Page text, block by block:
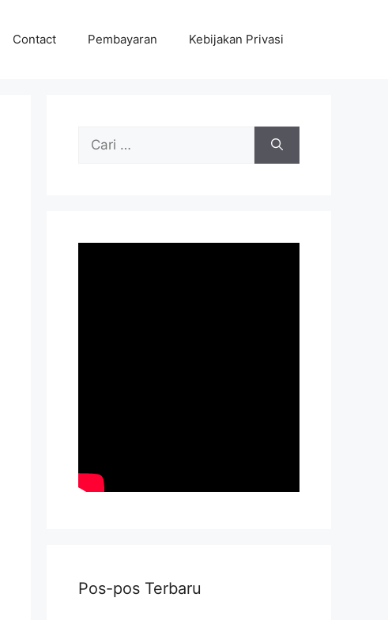
Contact Pembayaran Kebijakan Privasi
Cari
Pos-pos Terbaru